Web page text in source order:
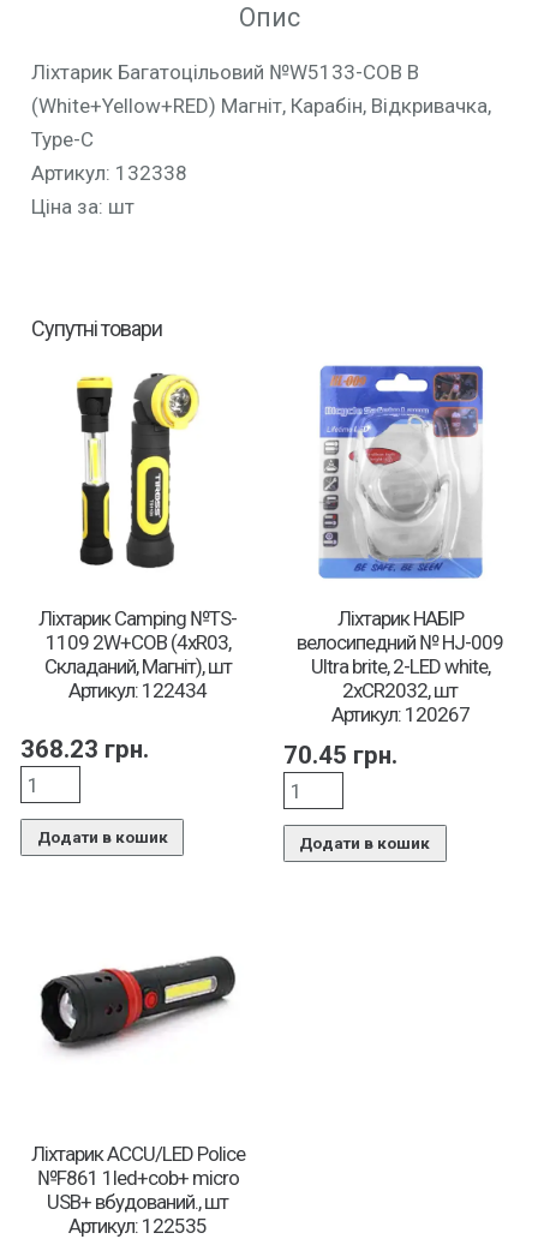
Опис
Ліхтарик Багатоцільовий №W5133-COB B
(White+Yellow+RED) Магніт, Карабін, Відкривачка,
Type-C
Артикул: 132338
Ціна за: шт
Супутні товари
Ліхтарик Camping №TS-
1109 2W+COB (4xR03,
Cкладаний, Магніт), шт
Артикул: 122434
368.23 грн.
Додати в кошик
Ліхтарик НАБІР
велосипедний № HJ-009
Ultra brite, 2-LED white,
2xCR2032, шт
Артикул: 120267
70.45 грн.
Додати в кошик
Ліхтарик ACCU/LED Police
№F861 1led+cob+ micro
USB+ вбудований., шт
Артикул: 122535